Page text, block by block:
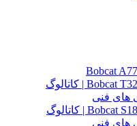
مینی لودر بابکت Bobcat T320 | کاتالوگ
های فنی
مینی لودر بابکت Bobcat S185 | کاتالوگ
های فنی